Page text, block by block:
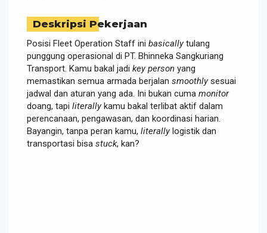
Deskripsi Pekerjaan
Posisi Fleet Operation Staff ini basicallytulang
punggung operasional di PT. Bhinneka Sangkuriang
Transport. Kamu bakal jadi key person yang
memastikan semua armada berjalan smoothlysesuai
jadwal dan aturan yang ada. Ini bukan cuma monitor
doang, tapi literallykamu bakal terlibat aktif dalam
perencanaan, pengawasan, dan koordinasi harian.
Bayangin, tanpa peran kamu, literallylogistik dan
transportasi bisa stuck, kan?